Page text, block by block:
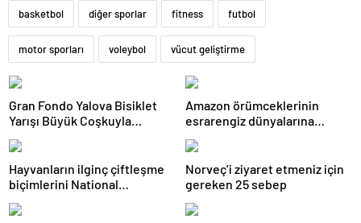
basketbol diğer sporlar fitness futbol
motor sporları voleybol vücut geliştirme
Gran Fondo Yalova Bisiklet
Yarışı Büyük Coşkuyla
Amazon örümceklerinin
esrarengiz dünyalarına
Hayvanların ilginç çiftleşme
biçimlerini National
Norveç’i ziyaret etmeniz için
gereken 25 sebep